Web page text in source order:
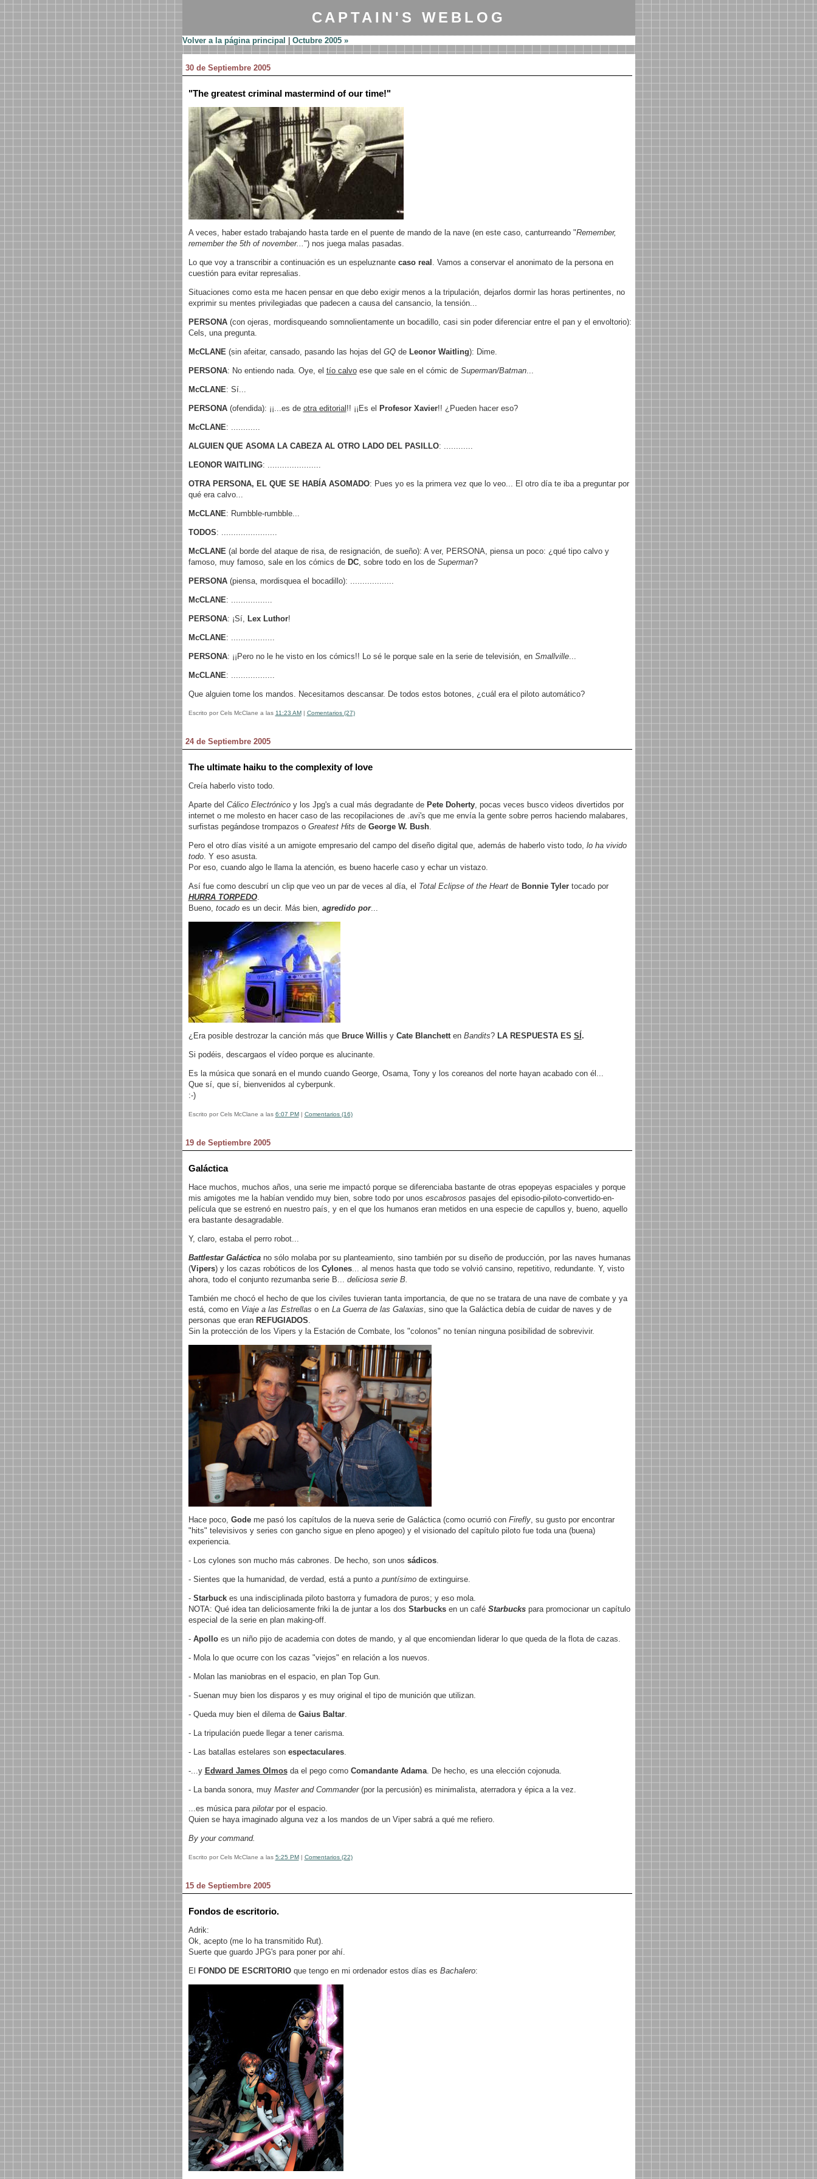
CAPTAIN'S WEBLOG
Volver a la página principal Octubre 2005 »
30 de Septiembre 2005
"The greatest criminal mastermind of our time!"
A veces, haber estado trabajando hasta tarde en el puente de mando de la nave (en este caso, canturreando "Remember,
remember the 5th of november...") nos juega malas pasadas.
Lo que voy a transcribir a continuación es un espeluznante caso real . Vamos a conservar el anonimato de la persona en
cuestión para evitar represalias.
Situaciones como esta me hacen pensar en que debo exigir menos a la tripulación, dejarlos dormir las horas pertinentes, no
exprimir su mentes privilegiadas que padecen a causa del cansancio, la tensión...
PERSONA (con ojeras, mordisqueando somnolientamente un bocadillo, casi sin poder diferenciar entre el pan y el envoltorio):
Cels, una pregunta.
McCLANE (sin afeitar, cansado, pasando las hojas del GQde Leonor Waitling): Dime.
PERSONA: No entiendo nada. Oye, el tío calvoese que sale en el cómic de Superman/Batman...
McCLANE: Sí...
PERSONA (ofendida): ¡¡...es de otra editorial !! ¡¡Es el Profesor Xavier!! ¿Pueden hacer eso?
McCLANE: ............
ALGUIEN QUE ASOMA LA CABEZA AL OTRO LADO DEL PASILLO: ............
LEONOR WAITLING: ......................
OTRA PERSONA, EL QUE SE HABÍA ASOMADO: Pues yo es la primera vez que lo veo... El otro día te iba a preguntar por
qué era calvo...
McCLANE: Rumbble-rumbble...
TODOS: .......................
McCLANE (al borde del ataque de risa, de resignación, de sueño): A ver, PERSONA, piensa un poco: ¿qué tipo calvo y
famoso, muy famoso, sale en los cómics de DC, sobre todo en los de Superman?
PERSONA (piensa, mordisquea el bocadillo): ..................
McCLANE: .................
PERSONA: ¡Sí, Lex Luthor!
McCLANE: ..................
PERSONA: ¡¡Pero no le he visto en los cómics!! Lo sé le porque sale en la serie de televisión, en Smallville...
McCLANE: ..................
Que alguien tome los mandos. Necesitamos descansar. De todos estos botones, ¿cuál era el piloto automático?
Escrito por Cels McClane a las 11:23 AM| Comentarios (27)
24 de Septiembre 2005
The ultimate haiku to the complexity of love
Creía haberlo visto todo.
Aparte del Cálico Electrónicoy los Jpg's a cual más degradante de Pete Doherty, pocas veces busco videos divertidos por
internet o me molesto en hacer caso de las recopilaciones de .avi's que me envía la gente sobre perros haciendo malabares,
surfistas pegándose trompazos o Greatest Hits de George W. Bush.
Pero el otro días visité a un amigote empresario del campo del diseño digital que, además de haberlo visto todo, lo ha vivido
todo. Y eso asusta.
Por eso, cuando algo le llama la atención, es bueno hacerle caso y echar un vistazo.
Así fue como descubrí un clip que veo un par de veces al día, el Total Eclipse of the Heartde Bonnie Tylertocado por
HURRA TORPEDO.
Bueno, tocado es un decir. Más bien, agredido por...
¿Era posible destrozar la canción más que Bruce Willis y Cate Blanchett en Bandits? LA RESPUESTA ES SÍ .
Si podéis, descargaos el vídeo porque es alucinante.
Es la música que sonará en el mundo cuando George, Osama, Tony y los coreanos del norte hayan acabado con él...
Que sí, que sí, bienvenidos al cyberpunk.
:-)
Escrito por Cels McClane a las 6:07 PM| Comentarios (16)
19 de Septiembre 2005
Galáctica
Hace muchos, muchos años, una serie me impactó porque se diferenciaba bastante de otras epopeyas espaciales y porque
mis amigotes me la habían vendido muy bien, sobre todo por unos escabrosos pasajes del episodio-piloto-convertido-en-
película que se estrenó en nuestro país, y en el que los humanos eran metidos en una especie de capullos y, bueno, aquello
era bastante desagradable.
Y, claro, estaba el perro robot...
Battlestar Galáctica no sólo molaba por su planteamiento, sino también por su diseño de producción, por las naves humanas
(Vipers) y los cazas robóticos de los Cylones... al menos hasta que todo se volvió cansino, repetitivo, redundante. Y, visto
ahora, todo el conjunto rezumanba serie B... deliciosa serie B.
También me chocó el hecho de que los civiles tuvieran tanta importancia, de que no se tratara de una nave de combate y ya
está, como en Viaje a las Estrellas o en La Guerra de las Galaxias, sino que la Galáctica debía de cuidar de naves y de
personas que eran REFUGIADOS.
Sin la protección de los Vipers y la Estación de Combate, los "colonos" no tenían ninguna posibilidad de sobrevivir.
Hace poco, Gode me pasó los capítulos de la nueva serie de Galáctica (como ocurrió con Firefly, su gusto por encontrar
"hits" televisivos y series con gancho sigue en pleno apogeo) y el visionado del capítulo piloto fue toda una (buena)
experiencia.
- Los cylones son mucho más cabrones. De hecho, son unos sádicos.
- Sientes que la humanidad, de verdad, está a punto a puntísimo de extinguirse.
- Starbuck es una indisciplinada piloto bastorra y fumadora de puros; y eso mola.
NOTA: Qué idea tan deliciosamente friki la de juntar a los dos Starbucks en un café Starbucks para promocionar un capítulo
especial de la serie en plan making-off.
- Apollo es un niño pijo de academia con dotes de mando, y al que encomiendan liderar lo que queda de la flota de cazas.
- Mola lo que ocurre con los cazas "viejos" en relación a los nuevos.
- Molan las maniobras en el espacio, en plan Top Gun.
- Suenan muy bien los disparos y es muy original el tipo de munición que utilizan.
- Queda muy bien el dilema de Gaius Baltar.
- La tripulación puede llegar a tener carisma.
- Las batallas estelares son espectaculares.
-...y Edward James Olmosda el pego como Comandante Adama. De hecho, es una elección cojonuda.
- La banda sonora, muy Master and Commander (por la percusión) es minimalista, aterradora y épica a la vez.
...es música para pilotar por el espacio.
Quien se haya imaginado alguna vez a los mandos de un Viper sabrá a qué me refiero.
By your command.
Escrito por Cels McClane a las 5:25 PM| Comentarios (22)
15 de Septiembre 2005
Fondos de escritorio.
Adrik:
Ok, acepto (me lo ha transmitido Rut).
Suerte que guardo JPG's para poner por ahí.
El FONDO DE ESCRITORIOque tengo en mi ordenador estos días es Bachalero: